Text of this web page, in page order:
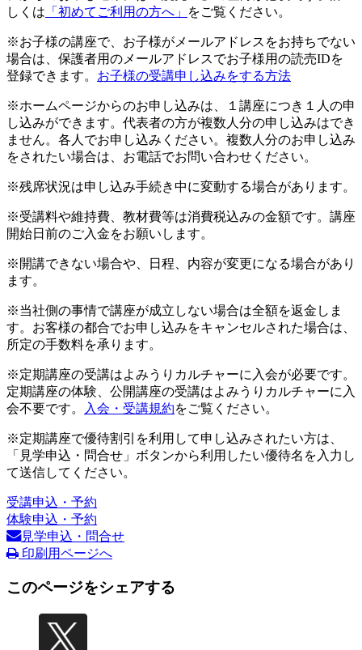
しくは 「初めてご利用の方へ」 をご覧ください。
※お子様の講座で、お子様がメールアドレスをお持ちでない
場合は、保護者用のメールアドレスでお子様用の読売IDを
登録できます。 お子様の受講申し込みをする方法
※ホームページからのお申し込みは、１講座につき１人の申
し込みができます。代表者の方が複数人分の申し込みはでき
ません。各人でお申し込みください。複数人分のお申し込み
をされたい場合は、お電話でお問い合わせください。
※残席状況は申し込み手続き中に変動する場合があります。
※受講料や維持費、教材費等は消費税込みの金額です。講座
開始日前のご入金をお願いします。
※開講できない場合や、日程、内容が変更になる場合があり
ます。
※当社側の事情で講座が成立しない場合は全額を返金しま
す。お客様の都合でお申し込みをキャンセルされた場合は、
所定の手数料を承ります。
※定期講座の受講はよみうりカルチャーに入会が必要です。
定期講座の体験、公開講座の受講はよみうりカルチャーに入
会不要です。
入会・受講規約をご覧ください。
※定期講座で優待割引を利用して申し込みされたい方は、
「見学申込・問合せ」ボタンから利用したい優待名を入力し
て送信してください。
受講申込・予約
体験申込・予約
見学申込・問合せ
印刷用ページへ
このページをシェアする